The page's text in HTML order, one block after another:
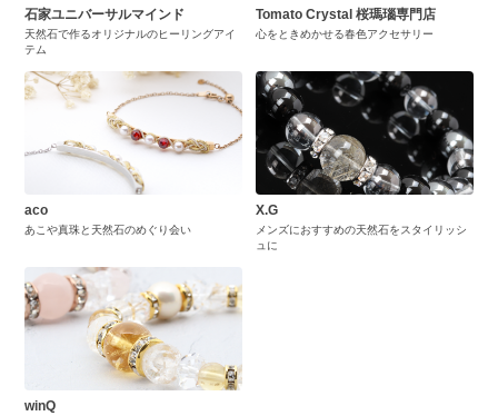
石家ユニバーサルマインド
天然石で作るオリジナルのヒーリングアイ
テム
Tomato Crystal 桜瑪瑙専門店
心をときめかせる春色アクセサリー
aco
あこや真珠と天然石のめぐり会い
X.G
メンズにおすすめの天然石をスタイリッシ
ュに
winQ